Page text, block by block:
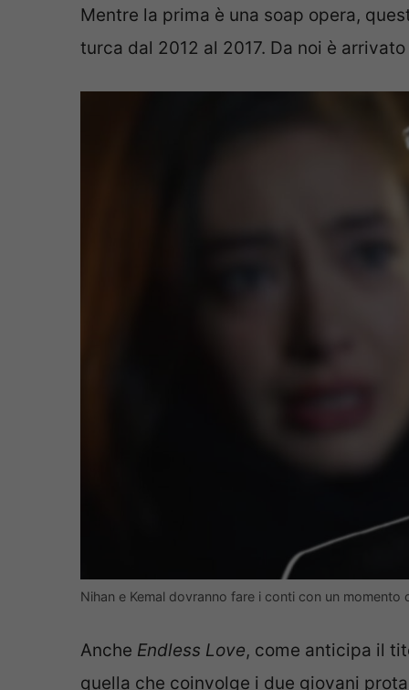
Mentre la prima è una soap opera,
turca dal 2012 al 2017. Da noi è arrivato
Nihan e Kemal dovranno fare i conti con un
Anche Endless Love, come anticipa il
quella che coinvolge i due giovani